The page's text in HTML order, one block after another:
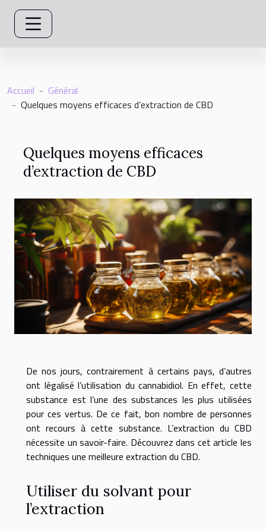
Accueil
Général
Quelques moyens efficaces d’extraction de CBD
Quelques moyens efficaces
d’extraction de CBD
De nos jours, contrairement à certains pays, d’autres
ont légalisé l’utilisation du cannabidiol. En effet, cette
substance est l’une des substances les plus utilisées
pour ces vertus. De ce fait, bon nombre de personnes
ont recours à cette substance. L’extraction du CBD
nécessite un savoir-faire. Découvrez dans cet article les
techniques une meilleure extraction du CBD.
Utiliser du solvant pour
l’extraction